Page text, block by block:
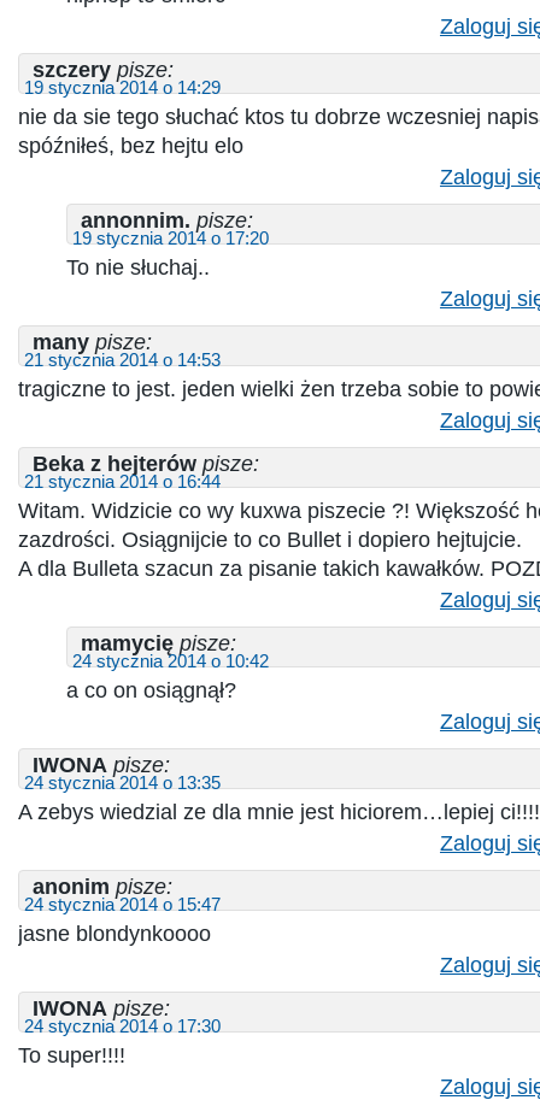
Zaloguj
szczery pisze:
19 stycznia 2014 o 14:29
nie da sie tego słuchać ktos tu dobrze wczesniej
spóźniłeś, bez hejtu elo
Zaloguj
annonnim. pisze:
19 stycznia 2014 o 17:20
To nie słuchaj..
Zaloguj
many pisze:
21 stycznia 2014 o 14:53
tragiczne to jest. jeden wielki żen trzeba sobie to
Zaloguj
Beka z hejterów pisze:
21 stycznia 2014 o 16:44
Witam. Widzicie co wy kuxwa piszecie ?! Większość
zazdrości. Osiągnijcie to co Bullet i dopiero hejtujcie.
A dla Bulleta szacun za pisanie takich kawałków.
Zaloguj
mamycię pisze:
24 stycznia 2014 o 10:42
a co on osiągnął?
Zaloguj
IWONA pisze:
24 stycznia 2014 o 13:35
A zebys wiedzial ze dla mnie jest hiciorem…lepiej ci!!!!
Zaloguj
anonim pisze:
24 stycznia 2014 o 15:47
jasne blondynkoooo
Zaloguj
IWONA pisze:
24 stycznia 2014 o 17:30
To super!!!!
Zaloguj